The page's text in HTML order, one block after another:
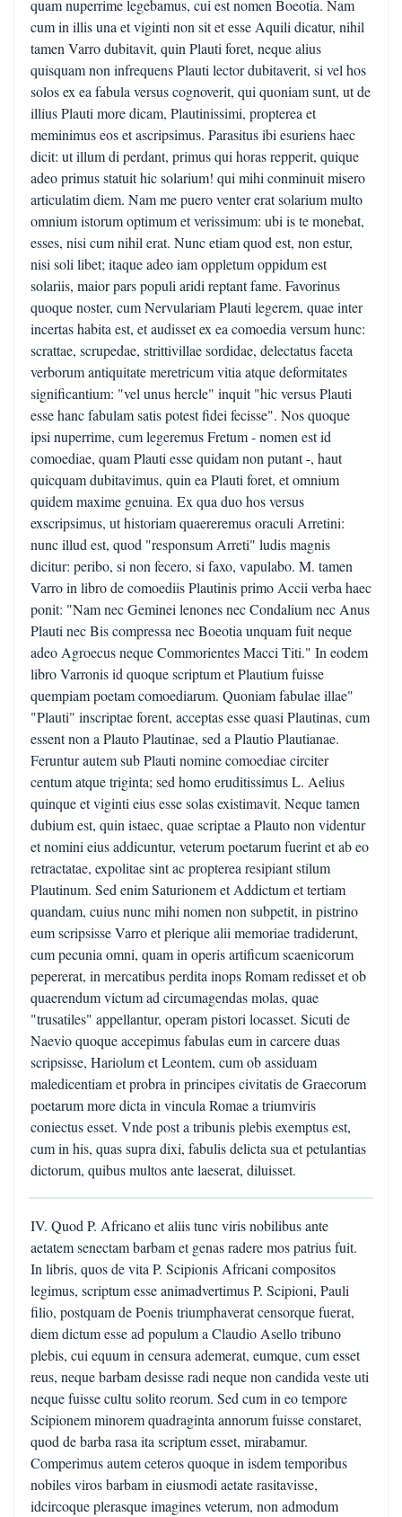
quam nuperrime legebamus, cui est nomen Boeotia. Nam
cum in illis una et viginti non sit et esse Aquili dicatur, nihil
tamen Varro dubitavit, quin Plauti foret, neque alius
quisquam non infrequens Plauti lector dubitaverit, si vel hos
solos ex ea fabula versus cognoverit, qui quoniam sunt, ut de
illius Plauti more dicam, Plautinissimi, propterea et
meminimus eos et ascripsimus. Parasitus ibi esuriens haec
dicit: ut illum di perdant, primus qui horas repperit, quique
adeo primus statuit hic solarium! qui mihi conminuit misero
articulatim diem. Nam me puero venter erat solarium multo
omnium istorum optimum et verissimum: ubi is te monebat,
esses, nisi cum nihil erat. Nunc etiam quod est, non estur,
nisi soli libet; itaque adeo iam oppletum oppidum est
solariis, maior pars populi aridi reptant fame. Favorinus
quoque noster, cum Nervulariam Plauti legerem, quae inter
incertas habita est, et audisset ex ea comoedia versum hunc:
scrattae, scrupedae, strittivillae sordidae, delectatus faceta
verborum antiquitate meretricum vitia atque deformitates
significantium: "vel unus hercle" inquit "hic versus Plauti
esse hanc fabulam satis potest fidei fecisse". Nos quoque
ipsi nuperrime, cum legeremus Fretum - nomen est id
comoediae, quam Plauti esse quidam non putant -, haut
quicquam dubitavimus, quin ea Plauti foret, et omnium
quidem maxime genuina. Ex qua duo hos versus
exscripsimus, ut historiam quaereremus oraculi Arretini:
nunc illud est, quod "responsum Arreti" ludis magnis
dicitur: peribo, si non fecero, si faxo, vapulabo. M. tamen
Varro in libro de comoediis Plautinis primo Accii verba haec
ponit: "Nam nec Geminei lenones nec Condalium nec Anus
Plauti nec Bis compressa nec Boeotia unquam fuit neque
adeo Agroecus neque Commorientes Macci Titi." In eodem
libro Varronis id quoque scriptum et Plautium fuisse
quempiam poetam comoediarum. Quoniam fabulae illae"
"Plauti" inscriptae forent, acceptas esse quasi Plautinas, cum
essent non a Plauto Plautinae, sed a Plautio Plautianae.
Feruntur autem sub Plauti nomine comoediae circiter
centum atque triginta; sed homo eruditissimus L. Aelius
quinque et viginti eius esse solas existimavit. Neque tamen
dubium est, quin istaec, quae scriptae a Plauto non videntur
et nomini eius addicuntur, veterum poetarum fuerint et ab eo
retractatae, expolitae sint ac propterea resipiant stilum
Plautinum. Sed enim Saturionem et Addictum et tertiam
quandam, cuius nunc mihi nomen non subpetit, in pistrino
eum scripsisse Varro et plerique alii memoriae tradiderunt,
cum pecunia omni, quam in operis artificum scaenicorum
pepererat, in mercatibus perdita inops Romam redisset et ob
quaerendum victum ad circumagendas molas, quae
"trusatiles" appellantur, operam pistori locasset. Sicuti de
Naevio quoque accepimus fabulas eum in carcere duas
scripsisse, Hariolum et Leontem, cum ob assiduam
maledicentiam et probra in principes civitatis de Graecorum
poetarum more dicta in vincula Romae a triumviris
coniectus esset. Vnde post a tribunis plebis exemptus est,
cum in his, quas supra dixi, fabulis delicta sua et petulantias
dictorum, quibus multos ante laeserat, diluisset.
IV. Quod P. Africano et aliis tunc viris nobilibus ante
aetatem senectam barbam et genas radere mos patrius fuit.
In libris, quos de vita P. Scipionis Africani compositos
legimus, scriptum esse animadvertimus P. Scipioni, Pauli
filio, postquam de Poenis triumphaverat censorque fuerat,
diem dictum esse ad populum a Claudio Asello tribuno
plebis, cui equum in censura ademerat, eumque, cum esset
reus, neque barbam desisse radi neque non candida veste uti
neque fuisse cultu solito reorum. Sed cum in eo tempore
Scipionem minorem quadraginta annorum fuisse constaret,
quod de barba rasa ita scriptum esset, mirabamur.
Comperimus autem ceteros quoque in isdem temporibus
nobiles viros barbam in eiusmodi aetate rasitavisse,
idcircoque plerasque imagines veterum, non admodum